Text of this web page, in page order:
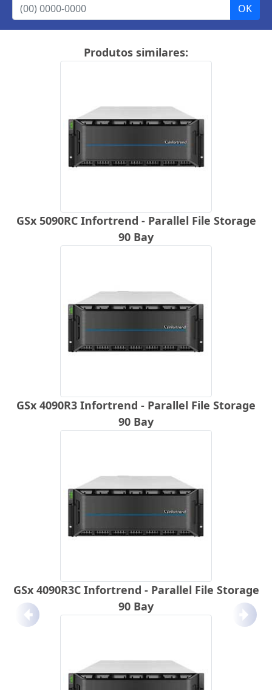
Produtos similares:
GSx 5090RC Infortrend - Parallel File Storage
90 Bay
GSx 4090R3 Infortrend - Parallel File Storage
90 Bay
GSx 4090R3C Infortrend - Parallel File Storage
90 Bay
Anterior